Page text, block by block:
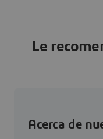
Le
Acerca de